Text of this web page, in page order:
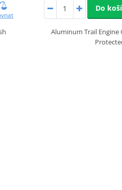
Do
Aluminum Trail Engine